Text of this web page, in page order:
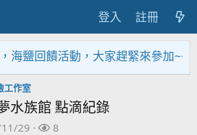
登入 註冊
大家趕緊來參加~~~~~
工作室
水族館 點滴紀錄
29
關
8